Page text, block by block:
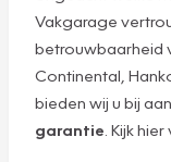
Vakgarage
betrouwbaarheid
Continental,
bieden wij u bij
garantie . Kijk